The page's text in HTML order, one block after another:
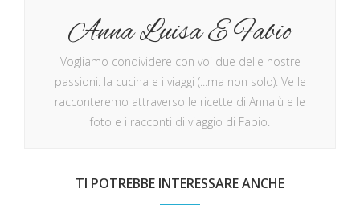
Anna Luisa E Fabio
Vogliamo condividere con voi due delle nostre
passioni: la cucina e i viaggi (...ma non solo). Ve le
racconteremo attraverso le ricette di Annalù e le
foto e i racconti di viaggio di Fabio.
TI POTREBBE INTERESSARE ANCHE